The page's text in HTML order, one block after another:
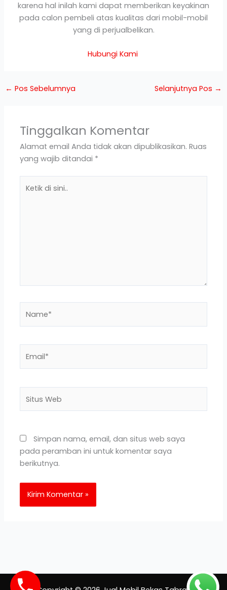
karena hal inilah kami dapat memberikan keyakinan
pada calon pembeli atas kualitas dari mobil-mobil
yang di perjualbelikan.
Hubungi Kami
← Pos Sebelumnya Selanjutnya Pos →
Tinggalkan Komentar
Alamat email Anda tidak akan dipublikasikan. Ruas
yang wajib ditandai *
di
Web
Simpan nama, email, dan situs web saya
pada peramban ini untuk komentar saya
berikutnya.